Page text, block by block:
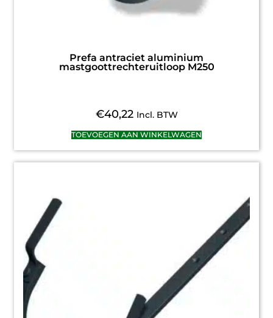
Prefa antraciet aluminium
mastgoottrechteruitloop M250
€40,22 Incl. BTW
TOEVOEGEN AAN WINKELWAGEN